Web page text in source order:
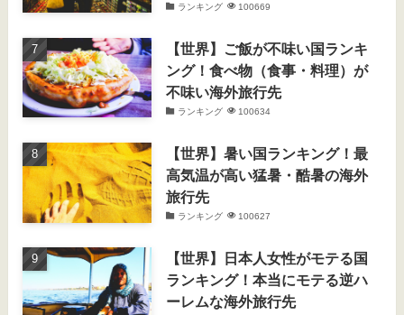
ランキング 100669
【世界】ご飯が不味い国ランキ
ング！食べ物（食事・料理）が
不味い海外旅行先
ランキング 100634
【世界】暑い国ランキング！最
高気温が高い猛暑・酷暑の海外
旅行先
ランキング 100627
【世界】日本人女性がモテる国
ランキング！本当にモテる逆ハ
ーレムな海外旅行先